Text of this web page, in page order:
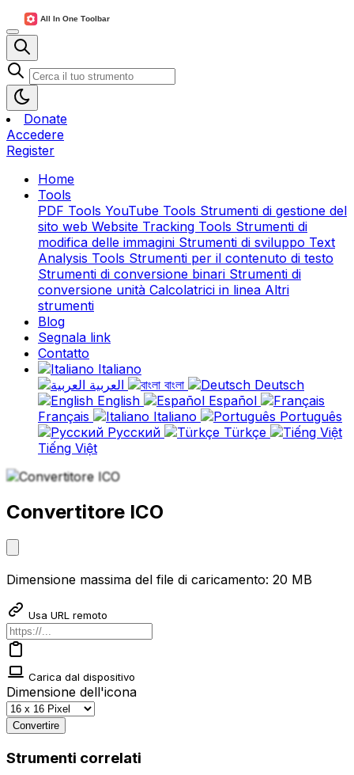
Donate
Accedere
Register
Home
Tools
PDF Tools YouTube Tools Strumenti di gestione del
sito web Website Tracking Tools Strumenti di
modifica delle immagini Strumenti di sviluppo Text
Analysis Tools Strumenti per il contenuto di testo
Strumenti di conversione binari Strumenti di
conversione unità Calcolatrici in linea Altri
strumenti
Blog
Segnala link
Contatto
Italiano
বাংলা
Deutsch
English
Español
Français
Italiano
Português
Русский
Türkçe
Tiếng Việt
Convertitore ICO
Dimensione massima del file di caricamento: 20 MB
Usa URL remoto
Carica dal dispositivo
Dimensione dell'icona
Convertire
Strumenti correlati